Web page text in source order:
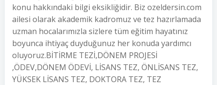
konu hakkındaki bilgi eksikliğidir. Biz ozeldersin.com
ailesi olarak akademik kadromuz ve tez hazırlamada
uzman hocalarımızla sizlere tüm eğitim hayatınız
boyunca ihtiyaç duyduğunuz her konuda yardımcı
oluyoruz.BİTİRME TEZİ,DÖNEM PROJESİ
,ÖDEV,DÖNEM ÖDEVİ, LİSANS TEZ, ÖNLİSANS TEZ,
YÜKSEK LİSANS TEZ, DOKTORA TEZ, TEZ